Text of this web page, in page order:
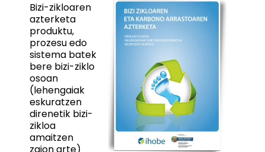
Bizi-zikloaren
azterketa
produktu,
prozesu edo
sistema batek
bere bizi-ziklo
osoan
(lehengaiak
eskuratzen
direnetik bizi-
zikloa
amaitzen